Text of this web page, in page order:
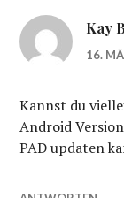
Kay
16.
Kannst du
Android Version
PAD updaten